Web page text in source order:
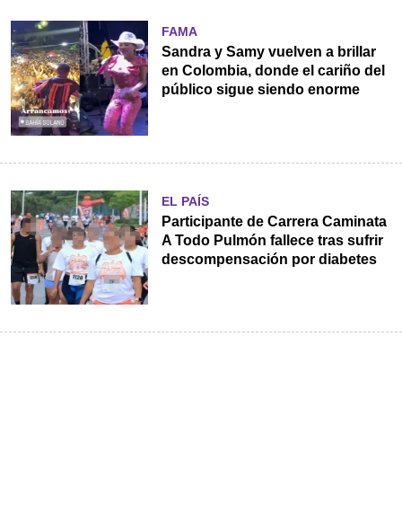
FAMA
Sandra y Samy vuelven a brillar
en Colombia, donde el cariño del
público sigue siendo enorme
EL PAÍS
Participante de Carrera Caminata
A Todo Pulmón fallece tras sufrir
descompensación por diabetes